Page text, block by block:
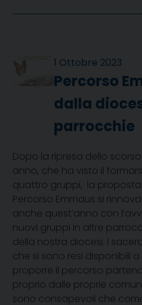
1 Ottobre 2023
Percorso
dalla
parrocchie
Dopo la ripresa dello scorso
anno, che ha visto il
quattro gruppi, la
Percorso Emmaus si rinnova
anche quest’anno con
nuovi gruppi in altre
della nostra diocesi. I
che si sono resi disponibili a
proporre il percorso
proprio dalle proprie
sono consapevoli che